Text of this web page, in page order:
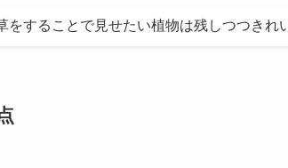
することで見せたい植物は残しつつきれ